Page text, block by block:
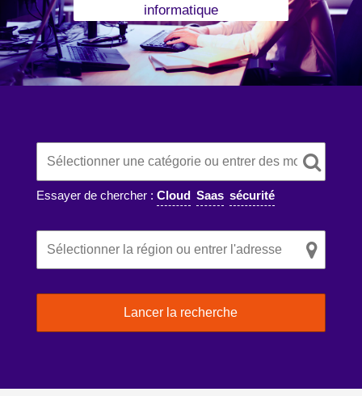
informatique
Essayer de chercher : Cloud Saas sécurité